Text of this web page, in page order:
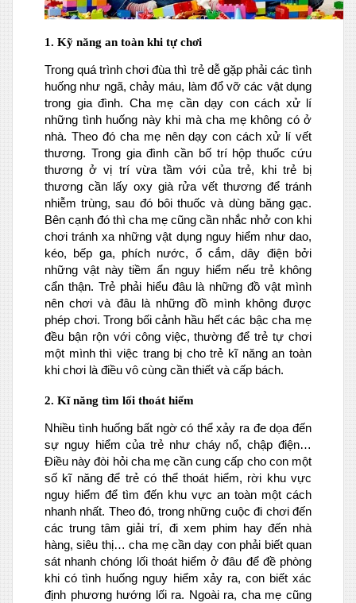
1. Kỹ năng an toàn khi tự chơi
Trong quá trình chơi đùa thì trẻ dễ gặp phải các tình
huống như ngã, chảy máu, làm đổ vỡ các vật dụng
trong gia đình. Cha mẹ cần dạy con cách xử lí
những tình huống này khi mà cha mẹ không có ở
nhà. Theo đó cha mẹ nên dạy con cách xử lí vết
thương. Trong gia đình cần bố trí hộp thuốc cứu
thương ở vị trí vừa tầm với của trẻ, khi trẻ bị
thương cần lấy oxy già rửa vết thương để tránh
nhiễm trùng, sau đó bôi thuốc và dùng băng gạc.
Bên cạnh đó thì cha mẹ cũng cần nhắc nhở con khi
chơi tránh xa những vật dụng nguy hiểm như dao,
kéo, bếp ga, phích nước, ổ cắm, dây điện bởi
những vật này tiềm ẩn nguy hiểm nếu trẻ không
cẩn thận. Trẻ phải hiểu đâu là những đồ vật mình
nên chơi và đâu là những đồ mình không được
phép chơi. Trong bối cảnh hầu hết các bậc cha mẹ
đều bận rộn với công việc, thường để trẻ tự chơi
một mình thì việc trang bị cho trẻ kĩ năng an toàn
khi chơi là điều vô cùng cần thiết và cấp bách.
2. Kĩ năng tìm lối thoát hiểm
Nhiều tình huống bất ngờ có thể xảy ra đe dọa đến
sự nguy hiểm của trẻ như cháy nổ, chập điện…
Điều này đòi hỏi cha mẹ cần cung cấp cho con một
số kĩ năng để trẻ có thể thoát hiểm, rời khu vực
nguy hiểm để tìm đến khu vực an toàn một cách
nhanh nhất. Theo đó, trong những cuộc đi chơi đến
các trung tâm giải trí, đi xem phim hay đến nhà
hàng, siêu thị… cha mẹ cần dạy con phải biết quan
sát nhanh chóng lối thoát hiểm ở đâu để đề phòng
khi có tình huống nguy hiểm xảy ra, con biết xác
định phương hướng lối ra. Ngoài ra, cha mẹ cũng